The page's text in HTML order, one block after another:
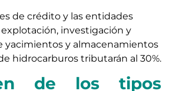
de crédito y las entidades
explotación, investigación y
yacimientos y almacenamientos
hidrocarburos tributarán al 30%.
de los tipos